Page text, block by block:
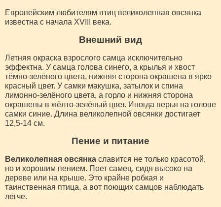
Европейским любителям птиц великолепная овсянка
известна с начала XVIII века.
Внешний вид
Летняя окраска взрослого самца исключительно
эффектна. У самца голова синего, а крылья и хвост
тёмно-зелёного цвета, нижняя сторона окрашена в ярко
красный цвет. У самки макушка, затылок и спина
лимонно-зелёного цвета, а горло и нижняя сторона
окрашены в жёлто-зелёный цвет. Иногда перья на голове
самки синие. Длина великолепной овсянки достигает
12,5-14 см.
Пение и питание
Великолепная овсянка славится не только красотой,
но и хорошим пением. Поет самец, сидя высоко на
дереве или на крыше. Это крайне робкая и
таинственная птица, а вот поющих самцов наблюдать
легче.